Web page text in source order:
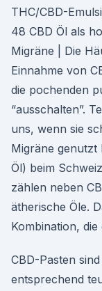
THC/CBD-
48 CBD Öl als
Migräne | Die
Einnahme von
die pochenden
“ausschalten”.
uns, wenn sie
Migräne genutzt
Öl) beim
zählen neben
ätherische Öle.
Kombination,
CBD-Pasten
entsprechend